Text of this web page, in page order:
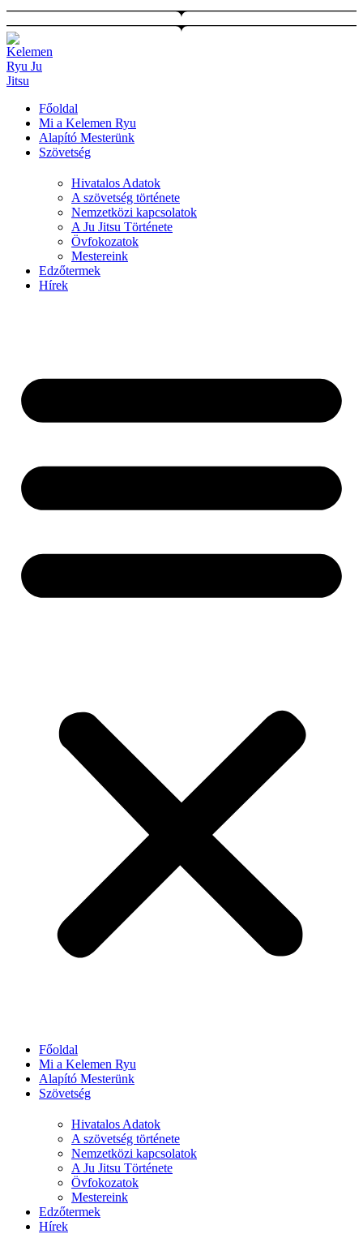
Ugrás
a
tartalomhoz
Főoldal
Mi a Kelemen Ryu
Alapító Mesterünk
Szövetség
Hivatalos Adatok
A szövetség története
Nemzetközi kapcsolatok
A Ju Jitsu Története
Övfokozatok
Mestereink
Edzőtermek
Hírek
Főoldal
Mi a Kelemen Ryu
Alapító Mesterünk
Szövetség
Hivatalos Adatok
A szövetség története
Nemzetközi kapcsolatok
A Ju Jitsu Története
Övfokozatok
Mestereink
Edzőtermek
Hírek